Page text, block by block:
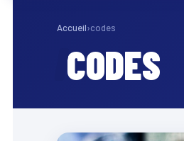
Accueil›codes
CODES